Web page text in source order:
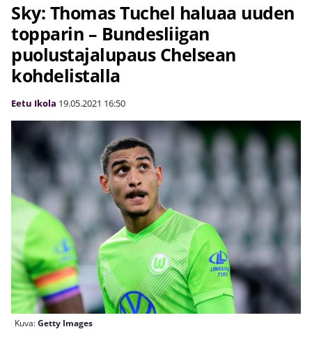
Sky: Thomas Tuchel haluaa uuden
topparin – Bundesliigan
puolustajalupaus Chelsean
kohdelistalla
Eetu Ikola 19.05.2021 16:50
Kuva:Getty Images